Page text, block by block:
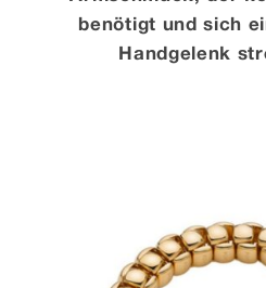
benötigt und sich
Handgelenk